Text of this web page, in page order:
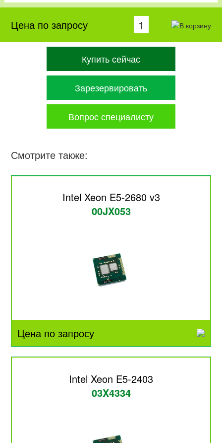
Цена по запросу
Купить сейчас
Зарезервировать
Вопрос специалисту
Смотрите также:
Intel Xeon E5-2680 v3
00JX053
Цена по запросу
Intel Xeon E5-2403
03X4334